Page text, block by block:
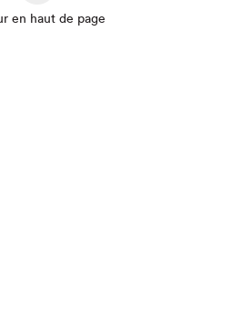
en haut de page